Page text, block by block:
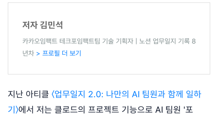
저자 김민석
카카오임팩트 테크포임팩트팀 기술 기획자 | 노션 업무일지 기록 8
년차 > 프로필 더 보기
지난 아티클 〈업무일지 2.0: 나만의 AI 팀원과 함께 일하
기〉에서 저는 클로드의 프로젝트 기능으로 AI 팀원 '포